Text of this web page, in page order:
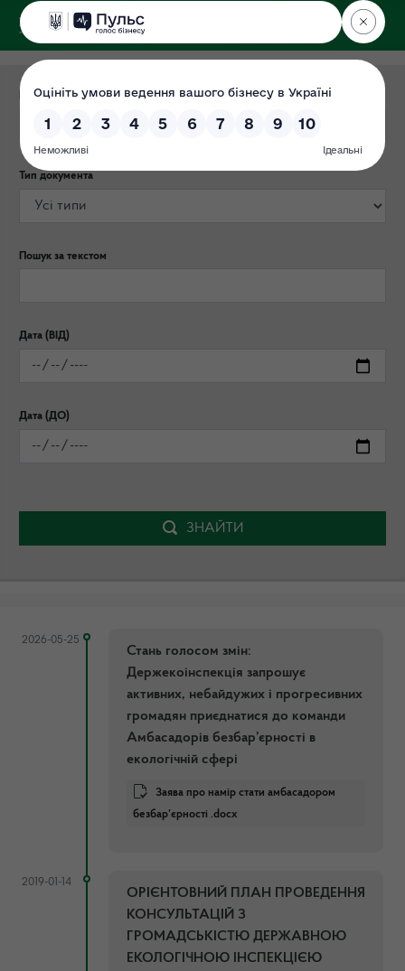
ДЕРЖЕКОІНСПЕКЦІЯ
Категорія публікації
Тип документа
Пошук за текстом
Дата (ВІД)
Дата (ДО)
ЗНАЙТИ
2026-05-25
Стань голосом змін:
Держекоінспекція запрошує
активних, небайдужих і прогресивних
громадян приєднатися до команди
Амбасадорів безбар’єрності в
екологічній сфері
Заява про намір стати амбасадором
безбар’єрності .docx
2019-01-14
ОРІЄНТОВНИЙ ПЛАН ПРОВЕДЕННЯ
КОНСУЛЬТАЦІЙ З
ГРОМАДСЬКІСТЮ ДЕРЖАВНОЮ
ЕКОЛОГІЧНОЮ ІНСПЕКЦІЄЮ